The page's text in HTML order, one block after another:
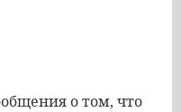
о том, что